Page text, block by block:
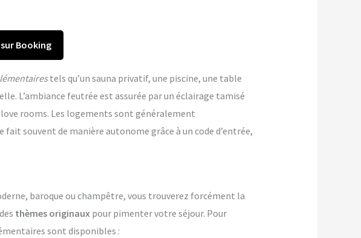
Booking
tels qu’un sauna privatif, une piscine, une table
L’ambiance feutrée est assurée par un éclairage tamisé
rooms. Les logements sont généralement
souvent de manière autonome grâce à un code d’entrée,
baroque ou champêtre, vous trouverez forcément la
thèmes originaux pour pimenter votre séjour. Pour
sont disponibles :